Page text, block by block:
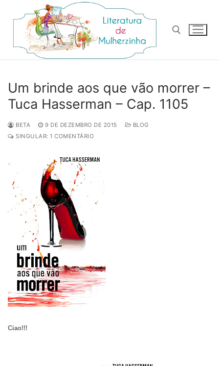
para
conteúdo
Um brinde aos que vão morrer –
Tuca Hasserman – Cap. 1105
BETA 9 DE DEZEMBRO DE 2015
BLOG
SINGULAR: 1 COMENTÁRIO
Ciao!!!